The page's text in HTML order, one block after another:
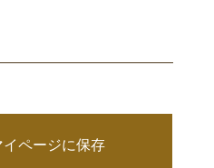
ページに保存